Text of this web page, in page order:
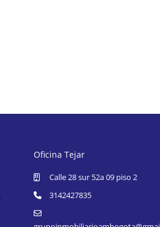
Oficina Tejar
Calle 28 sur 52a 09 piso 2
3142427835